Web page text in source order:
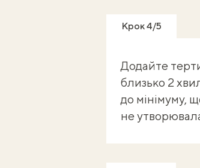
Крок 4/5
Додайте
близько 2
до мінімуму,
не